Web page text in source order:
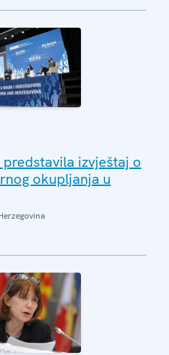
predstavila izvještaj o
okupljanja u